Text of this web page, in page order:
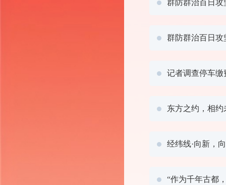
群防群治百日攻
群防群治百日攻
记者调查停车
东方之约，相约
经纬线·向新，
“作为千年古都